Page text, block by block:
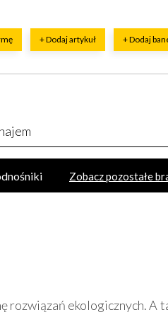
+ Dodaj artykuł + Dodaj
Zobacz pozostałe
ekologicznych. A